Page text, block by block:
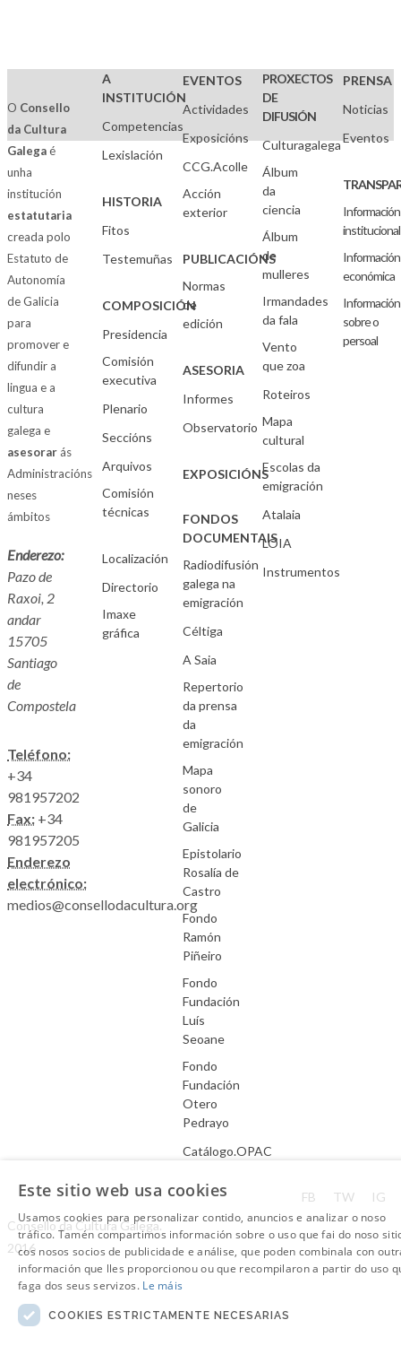
O Consello
da Cultura
Galegaé
unha
institución
estatutaria
creada polo
Estatuto de
Autonomía
de Galicia
para
promover e
difundir a
lingua e a
cultura
galega e
asesorarás
Administracións
neses
ámbitos
Enderezo:
Pazo de
Raxoi, 2
andar
15705
Santiago
de
Compostela
Teléfono:
+34
981957202
Fax: +34
981957205
Enderezo
electrónico:
medios@consellodacultura.org
A
INSTITUCIÓN
Competencias
Lexislación
HISTORIA
Fitos
Testemuñas
COMPOSICIÓN
Presidencia
Comisión
executiva
Plenario
Seccións
Arquivos
Comisión
técnicas
Localización
Directorio
Imaxe
gráfica
EVENTOS
Actividades
Exposicións
CCG.Acolle
Acción
exterior
PUBLICACIÓNS
Normas
de
edición
ASESORIA
Informes
Observatorio
EXPOSICIÓNS
FONDOS
DOCUMENTAIS
Radiodifusión
galega na
emigración
Céltiga
A Saia
Repertorio
da prensa
da
emigración
Mapa
sonoro
de
Galicia
Epistolario
Rosalía de
Castro
Fondo
Ramón
Piñeiro
Fondo
Fundación
Luís
Seoane
Fondo
Fundación
Otero
Pedrayo
Catálogo.OPAC
PROXECTOS
DE
DIFUSIÓN
Culturagalega
Álbum
da
ciencia
Álbum
de
mulleres
Irmandades
da fala
Vento
que zoa
Roteiros
Mapa
cultural
Escolas da
emigración
Atalaia
LOIA
Instrumentos
PRENSA
Noticias
Eventos
Información
institucional
Información
económica
Información
sobre o
persoal
Aviso Legal
Consello da Cultura Galega.
2016
FB TW IG
Este sitio web usa cookies
Usamos cookies para personalizar contido, anuncios e analizar o noso
tráfico. Tamén compartimos información sobre o uso que fai do noso
cos nosos socios de publicidade e análise, que poden combinala con
información que lles proporcionou ou que recompilaron a partir do uso
faga dos seus servizos. Le máis
COOKIES ESTRICTAMENTE NECESARIAS